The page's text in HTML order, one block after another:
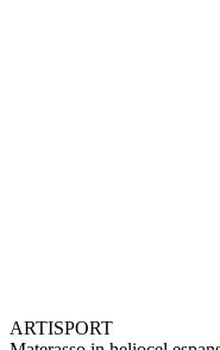
ARTISPORT